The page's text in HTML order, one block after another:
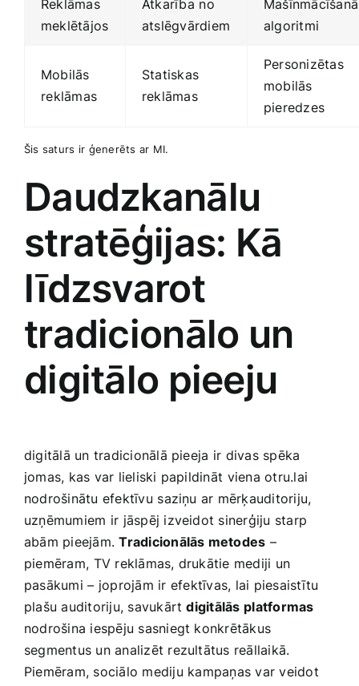
Reklāmas
meklētājos
Atkarība⁢ no
atslēgvārdiem
algoritmi
Mobilās
⁤reklāmas
Statiskas
‌reklāmas
Personizētas
‍mobilās⁢
pieredzes
Šis saturs ⁢ir ģenerēts ar ⁢MI.
Daudzkanālu
stratēģijas: Kā
līdzsvarot
tradicionālo un
digitālo ‌pieeju
digitālā‌ un‍ tradicionālā pieeja ⁣ir divas spēka
‍jomas, kas var lieliski papildināt⁢ viena ‌otru.lai
nodrošinātu efektīvu ⁢saziņu ar mērķauditoriju,
uzņēmumiem ir ⁤jāspēj izveidot sinerģiju starp
abām pieejām.Tradicionālās metodes –
piemēram,⁤ TV ‌reklāmas, drukātie mediji un
pasākumi⁢ – joprojām ir ⁢efektīvas, lai piesaistītu‌
plašu auditoriju, savukārtdigitālās⁤ platformas
nodrošina iespēju sasniegt konkrētākus
segmentus un analizēt rezultātus reāllaikā.⁤
Piemēram,‍ sociālo mediju⁢ kampaņas var veidot⁣